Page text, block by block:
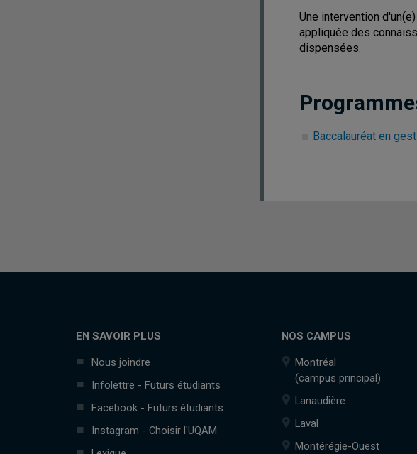
Une intervention
appliquée des
dispensées.
Baccalauréat en
EN SAVOIR PLUS
Nous joindre
Infolettre - Futurs étudiants
Facebook - Futurs étudiants
Instagram - Choisir l'UQAM
NOS CAMPUS
Montréal
(campus principal)
Lanaudière
Laval
Montérégie-Ouest